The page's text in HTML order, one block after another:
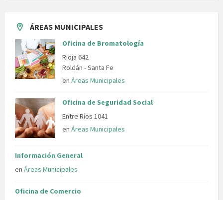
ÁREAS MUNICIPALES
Oficina de Bromatología
Rioja 642
Roldán - Santa Fe
en Áreas Municipales
Oficina de Seguridad Social
Entre Ríos 1041
en Áreas Municipales
Información General
en Áreas Municipales
Oficina de Comercio